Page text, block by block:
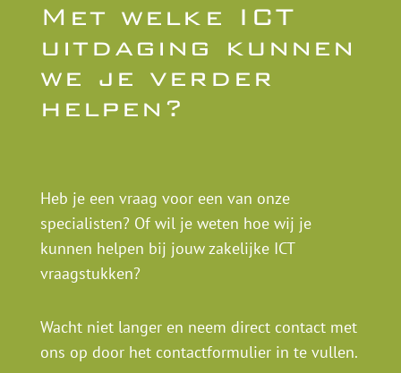
Met welke ICT
uitdaging kunnen
we je verder
helpen?
Heb je een vraag voor een van onze
specialisten? Of wil je weten hoe wij je
kunnen helpen bij jouw zakelijke ICT
vraagstukken?
Wacht niet langer en neem direct contact met
ons op door het contactformulier in te vullen.